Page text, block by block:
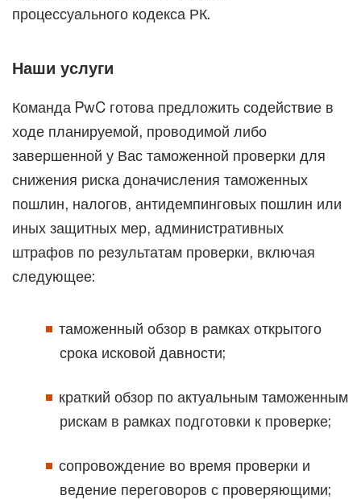
процессуального кодекса РК.
Наши услуги
Команда PwC готова предложить содействие в
ходе планируемой, проводимой либо
завершенной у Вас таможенной проверки для
снижения риска доначисления таможенных
пошлин, налогов, антидемпинговых пошлин или
иных защитных мер, административных
штрафов по результатам проверки, включая
следующее:
таможенный обзор в рамках открытого
срока исковой давности;
краткий обзор по актуальным таможенным
рискам в рамках подготовки к проверке;
сопровождение во время проверки и
ведение переговоров с проверяющими;